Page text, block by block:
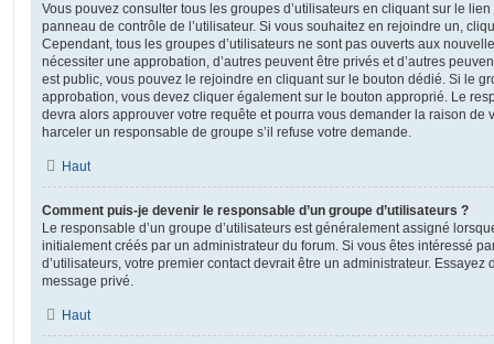
Vous pouvez consulter tous les groupes d’utilisateurs en cliquant sur le
panneau de contrôle de l’utilisateur. Si vous souhaitez en rejoindre un,
Cependant, tous les groupes d’utilisateurs ne sont pas ouverts aux
nécessiter une approbation, d’autres peuvent être privés et d’autres
est public, vous pouvez le rejoindre en cliquant sur le bouton dédié. Si le
approbation, vous devez cliquer également sur le bouton approprié. Le
devra alors approuver votre requête et pourra vous demander la raison de
harceler un responsable de groupe s’il refuse votre demande.
Haut
Comment puis-je devenir le responsable d’un groupe d’utilisateurs ?
Le responsable d’un groupe d’utilisateurs est généralement assigné
initialement créés par un administrateur du forum. Si vous êtes intéressé
d’utilisateurs, votre premier contact devrait être un administrateur.
message privé.
Haut